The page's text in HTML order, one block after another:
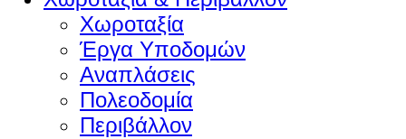
Χωροταξία
Έργα Υποδομών
Αναπλάσεις
Πολεοδομία
Περιβάλλον